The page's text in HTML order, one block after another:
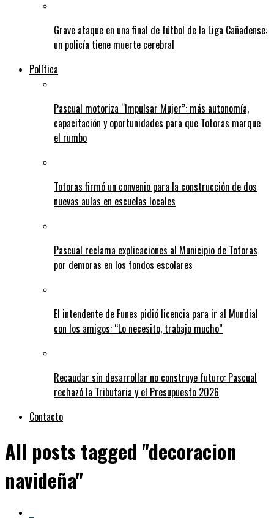
Grave ataque en una final de fútbol de la Liga Cañadense:
un policía tiene muerte cerebral
Política
Pascual motoriza “Impulsar Mujer”: más autonomía,
capacitación y oportunidades para que Totoras marque
el rumbo
Totoras firmó un convenio para la construcción de dos
nuevas aulas en escuelas locales
Pascual reclama explicaciones al Municipio de Totoras
por demoras en los fondos escolares
El intendente de Funes pidió licencia para ir al Mundial
con los amigos: “Lo necesito, trabajo mucho”
Recaudar sin desarrollar no construye futuro: Pascual
rechazó la Tributaria y el Presupuesto 2026
Contacto
All posts tagged "decoracion
navideña"